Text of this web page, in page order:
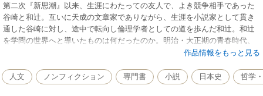
第二次『新思潮』以来、生涯にわたっての友人で、よき競争相手であった
谷崎と和辻。互いに天成の文章家でありながら、生涯を小説家として貫き
通した谷崎に対し、途中で転向し倫理学者としての道を歩んだ和辻。和辻
を学問の世界へと導いたものは何だったのか。明治・大正期の青春時代、
谷崎らとの交友を軸に、その生活と文芸・思想との関係を明らかにし、和
作品情報をもっと見る
人文 ノンフィクション 専門書 小説 日本史 哲学